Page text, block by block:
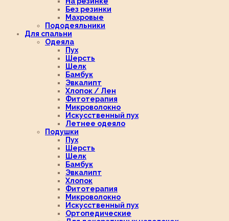
Без резинки
Махровые
Пододеяльники
Для спальни
Одеяла
Пух
Шерсть
Шелк
Бамбук
Эвкалипт
Хлопок / Лен
Фитотерапия
Микроволокно
Искусственный пух
Летнее одеяло
Подушки
Пух
Шерсть
Шелк
Бамбук
Эвкалипт
Хлопок
Фитотерапия
Микроволокно
Искусственный пух
Ортопедические